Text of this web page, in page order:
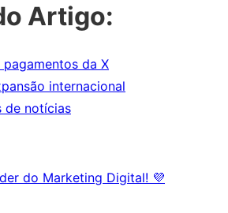
Artigo:
pagamentos da X
internacional
de notícias
do Marketing Digital! 💜